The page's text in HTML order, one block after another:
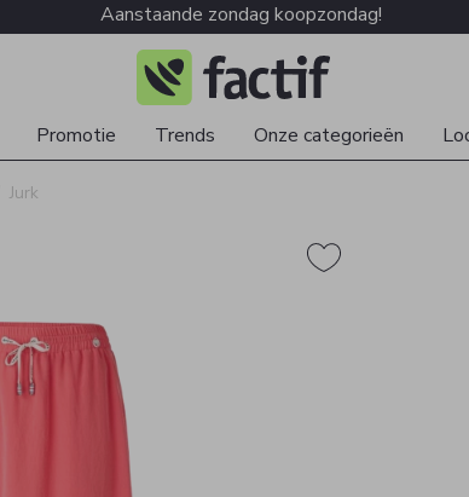
Aanstaande zondag koopzondag!
Promotie Trends Onze categorieën
Jurk